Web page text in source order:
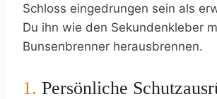
Schloss eingedrungen sein als
Du ihn wie den Sekundenkleber
Bunsenbrenner herausbrennen.
1. Persönliche